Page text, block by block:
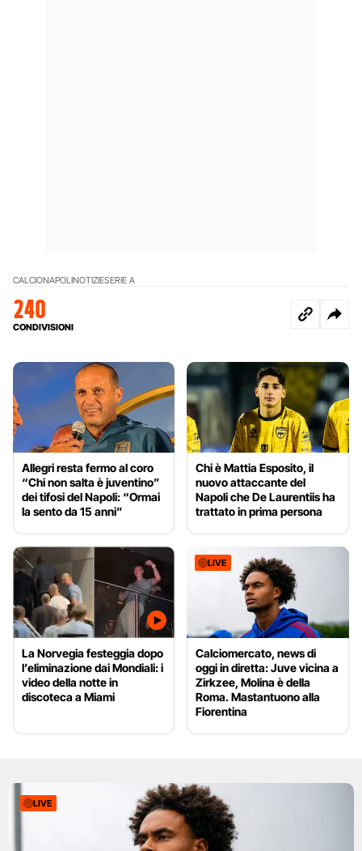
CALCIONAPOLINOTIZIESERIE A
240
CONDIVISIONI
Allegri resta fermo al coro
“Chi non salta è juventino”
dei tifosi del Napoli: “Ormai
la sento da 15 anni”
Chi è Mattia Esposito, il
nuovo attaccante del
Napoli che De Laurentiis ha
trattato in prima persona
La Norvegia festeggia dopo
l’eliminazione dai Mondiali: i
video della notte in
discoteca a Miami
LIVE
Calciomercato, news di
oggi in diretta: Juve vicina a
Zirkzee, Molina è della
Roma. Mastantuono alla
Fiorentina
LIVE